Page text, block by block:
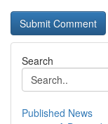
Search
Published News